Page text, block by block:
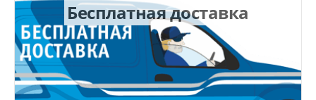
Бесплатная доставка